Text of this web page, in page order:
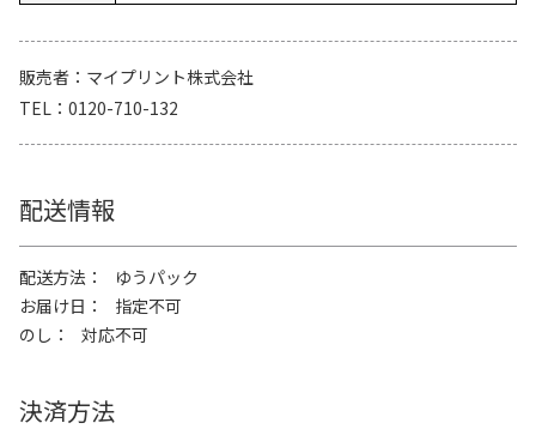
販売者
マイプリント株式会社
TEL
0120-710-132
配送情報
配送方法
ゆうパック
お届け日
指定不可
のし
対応不可
決済方法